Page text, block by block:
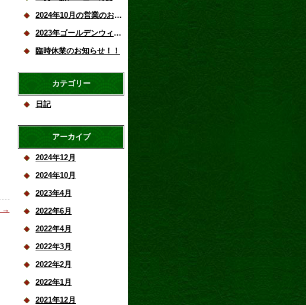
→
2024年10月の営業のお知らせ
2023年ゴールデンウィークのお知らせ！！
臨時休業のお知らせ！！
カテゴリー
日記
アーカイブ
2024年12月
2024年10月
2023年4月
2022年6月
2022年4月
2022年3月
2022年2月
2022年1月
2021年12月